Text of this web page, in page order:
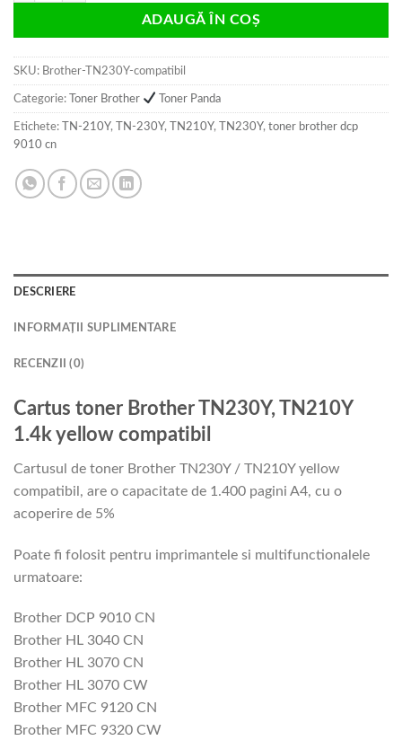
ADAUGĂ ÎN COȘ
SKU: Brother-TN230Y-compatibil
Categorie: Toner Brother Toner Panda
Etichete: TN-210Y, TN-230Y, TN210Y, TN230Y, toner brother dcp
9010 cn
DESCRIERE
INFORMAȚII SUPLIMENTARE
RECENZII (0)
Cartus toner Brother TN230Y, TN210Y
1.4k yellow compatibil
Cartusul de toner Brother TN230Y / TN210Y yellow
compatibil, are o capacitate de 1.400 pagini A4, cu o
acoperire de 5%
Poate fi folosit pentru imprimantele si multifunctionalele
urmatoare:
Brother DCP 9010 CN
Brother HL 3040 CN
Brother HL 3070 CN
Brother HL 3070 CW
Brother MFC 9120 CN
Brother MFC 9320 CW